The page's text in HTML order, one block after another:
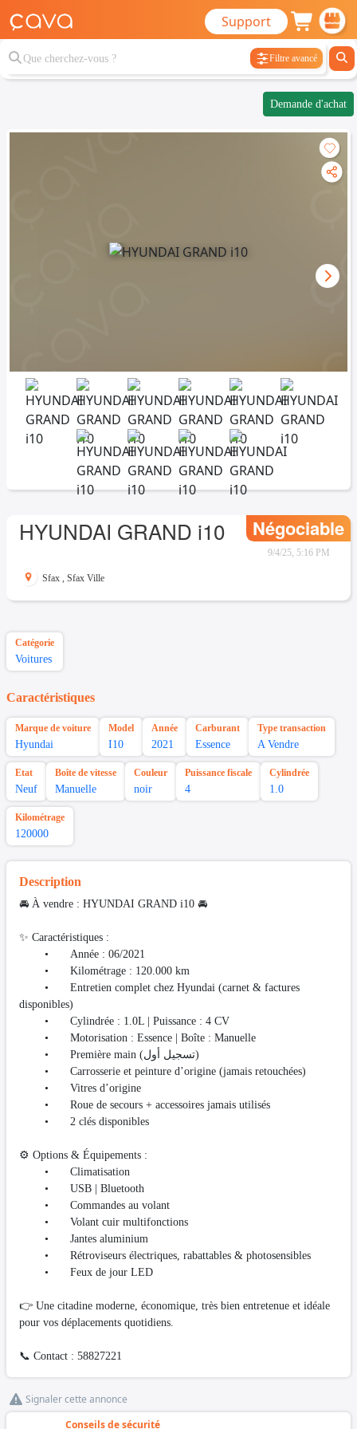
Support
Filtre avancé
Demande d'achat
HYUNDAI GRAND i10 Négociable
9/4/25, 5:16 PM
Sfax , Sfax Ville
Catégorie
Voitures
Caractéristiques
Marque de voiture
Hyundai
Model
I10
Année
2021
Carburant
Essence
Type transaction
A Vendre
Etat
Neuf
Boîte de vitesse
Manuelle
Couleur
noir
Puissance fiscale
4
Cylindrée
1.0
Kilométrage
120000
Description
🚘 À vendre : HYUNDAI GRAND i10 🚘
✨ Caractéristiques :
•
Année : 06/2021
•
Kilométrage : 120.000 km
•
Entretien complet chez Hyundai (carnet & factures
disponibles)
•
Cylindrée : 1.0L | Puissance : 4 CV
•
Motorisation : Essence | Boîte : Manuelle
•
Première main (تسجيل أول)
•
Carrosserie et peinture d’origine (jamais retouchées)
•
Vitres d’origine
•
Roue de secours + accessoires jamais utilisés
•
2 clés disponibles
⚙️ Options & Équipements :
•
Climatisation
•
USB | Bluetooth
•
Commandes au volant
•
Volant cuir multifonctions
•
Jantes aluminium
•
Rétroviseurs électriques, rabattables & photosensibles
•
Feux de jour LED
👉 Une citadine moderne, économique, très bien entretenue et idéale
pour vos déplacements quotidiens.
📞 Contact : 58827221
Signaler cette annonce
Conseils de sécurité